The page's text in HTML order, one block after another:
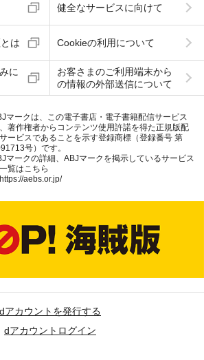
健全なサービスに向けて
は Cookieの利用について
に
お客さまのご利用端末から
の情報の外部送信について
マークは、この電子書店・電子書籍配信サービス
著作権者からコンテンツ使用許諾を得た正規版配
ービスであることを示す登録商標（登録番号 第
号）です。
マークの詳細、ABJマークを掲示しているサービス
覧はこちら
https://aebs.or.jp/
dアカウントを発行する
dアカウントログイン